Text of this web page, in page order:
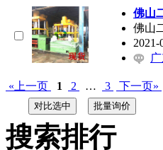
佛山
佛山
2021-
«上一页 1 2 … 3 下一页»
搜索排行